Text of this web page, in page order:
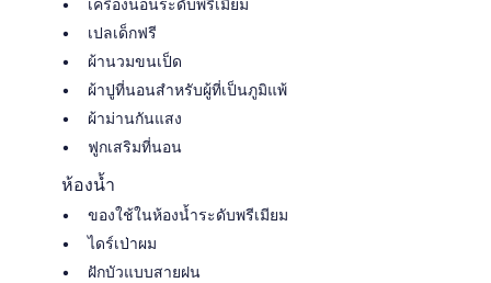
เครื่องนอนระดับพรีเมียม
เปลเด็กฟรี
ผ้านวมขนเป็ด
ผ้าปูที่นอนสำหรับผู้ที่เป็นภูมิแพ้
ผ้าม่านกันแสง
ฟูกเสริมที่นอน
ห้องน้ำ
ของใช้ในห้องน้ำระดับพรีเมียม
ไดร์เป่าผม
ฝักบัวแบบสายฝน